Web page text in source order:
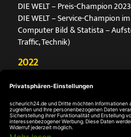
DIE WELT – Preis-Champion
DIE WELT – Service-Champion
Computer Bild & Statista –
Traffic, Technik)
2022
Antriebe
Deutschland Test – Bester
FOCUS Money –
DIE WELT – Service-Champion